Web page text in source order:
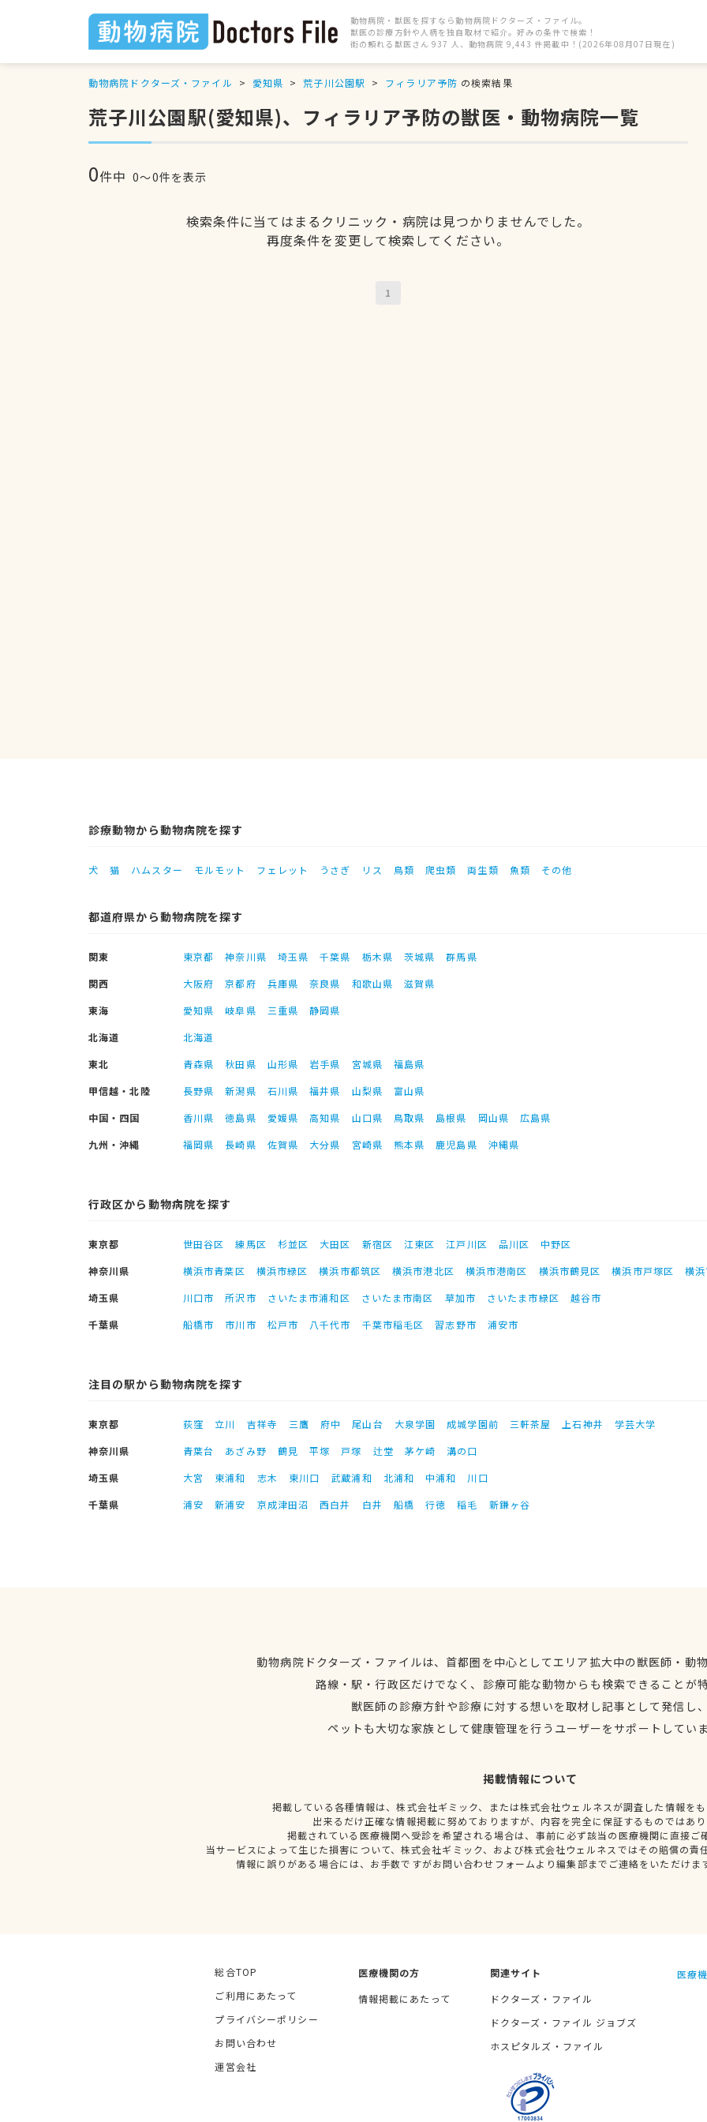
動物病院・獣医を探すなら動物病院ドクターズ・ファイル。
獣医の診療方針や人柄を独自取材で紹介。好みの条件で検索！
街の頼れる獣医さん 937 人、動物病院 9,443 件掲載中！(2026年08月07日現在)
動物病院ドクターズ・ファイル 愛知県 荒子川公園駅 フィラリア予防 の検索結果
荒子川公園駅(愛知県)、フィラリア予防の獣医・動物病院一覧
0件中 0〜0件を表示
検索条件に当てはまるクリニック・病院は見つかりませんでした。
再度条件を変更して検索してください。
1
診療動物から動物病院を探す
犬 猫 ハムスター モルモット フェレット うさぎ リス 鳥類 爬虫類 両生類 魚類 その他
都道府県から動物病院を探す
関東 東京都 神奈川県 埼玉県 千葉県 栃木県 茨城県
群馬県
関西
大阪府 京都府 兵庫県 奈良県 和歌山県
滋賀県
東海
愛知県 岐阜県 三重県
静岡県
北海道
北海道
東北
青森県 秋田県 山形県 岩手県 宮城県
福島県
甲信越・北陸
長野県 新潟県 石川県 福井県 山梨県
富山県
中国・四国
香川県 徳島県 愛媛県 高知県 山口県 鳥取県 島根県 岡山県
広島県
九州・沖縄
福岡県 長崎県 佐賀県 大分県 宮崎県 熊本県 鹿児島県 沖縄県
行政区から動物病院を探す
東京都 世田谷区 練馬区 杉並区 大田区 新宿区 江東区 江戸川区 品川区
中野区
神奈川県
横浜市青葉区 横浜市緑区 横浜市都筑区 横浜市港北区 横浜市港南区 横浜市鶴見区 横浜市戸塚区
横
埼玉県
川口市 所沢市 さいたま市浦和区 さいたま市南区 草加市 さいたま市緑区
越谷市
千葉県
船橋市 市川市 松戸市 八千代市 千葉市稲毛区 習志野市 浦安市
注目の駅から動物病院を探す
東京都 荻窪 立川 吉祥寺 三鷹 府中 尾山台 大泉学園 成城学園前 三軒茶屋 上石神井
学芸大学
神奈川県
青葉台 あざみ野 鶴見 平塚 戸塚 辻堂 茅ケ崎
溝の口
埼玉県
大宮 東浦和 志木 東川口 武蔵浦和 北浦和 中浦和
川口
千葉県
浦安 新浦安 京成津田沼 西白井 白井 船橋 行徳 稲毛 新鎌ヶ谷
動物病院ドクターズ・ファイルは、首都圏を中心としてエリア拡大中の獣医師・動
路線・駅・行政区だけでなく、診療可能な動物からも検索できることが
獣医師の診療方針や診療に対する想いを取材し記事として発信し
ペットも大切な家族として健康管理を行うユーザーをサポートしてい
掲載情報について
掲載している各種情報は、株式会社ギミック、または株式会社ウェルネスが調査した情報を
出来るだけ正確な情報掲載に努めておりますが、内容を完全に保証するものではあ
掲載されている医療機関へ受診を希望される場合は、事前に必ず該当の医療機関に直接ご
当サービスによって生じた損害について、株式会社ギミック、および株式会社ウェルネスではその賠償の責
情報に誤りがある場合には、お手数ですがお問い合わせフォームより編集部までご連絡をいただけま
総合TOP
ご利用にあたって
プライバシーポリシー
お問い合わせ
運営会社
医療機関の方
情報掲載にあたって
関連サイト
ドクターズ・ファイル
ドクターズ・ファイル ジョブズ
ホスピタルズ・ファイル
医療